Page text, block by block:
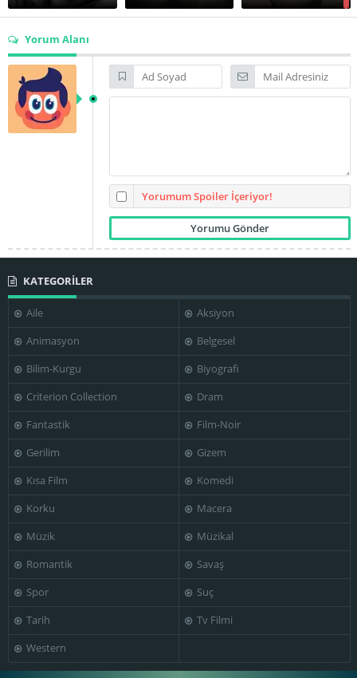
Anders'ın ailesi Gerd'i kesinlikle kabul etmez. Bunun üzerine Anders
bir sabah babasının arabasını kaçırır ve Gerd'i de yanına alarak
şehirden uzak, ormanlık alandaki ücra bir kulübeye kaçar. Genç
aşıklar toplumun baskısından uzak, doğayla baş başa özgür bir
hayat sürmeye başlar. Ancak bu huzurlu sığınak,
Søder)adında gizemli bir yabancının kulübeye gelmesiyle tehlikeye
Rolf Søder Tore Foss Edith Carlmar
Yorum Alanı
Yorumum Spoiler İçeriyor!
KATEGORİLER
Aile
Aksiyon
Animasyon
Belgesel
Bilim-Kurgu
Biyografi
Criterion Collection
Dram
Fantastik
Film-Noir
Gerilim
Gizem
Kısa Film
Komedi
Korku
Macera
Müzik
Müzikal
Romantik
Savaş
Spor
Suç
Tarih
Tv Filmi
Western